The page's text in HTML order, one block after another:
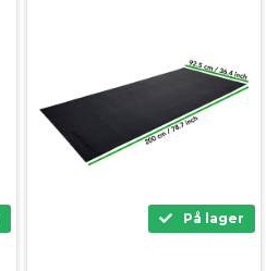
På lager